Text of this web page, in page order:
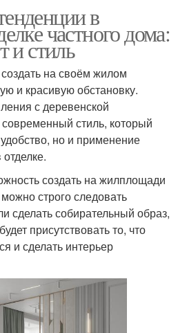
в
частного дома:
и стиль
на своём жилом
и красивую обстановку.
с деревенской
стиль, который
но и применение
создать на жилплощади
строго следовать
сделать собирательный образ,
присутствовать то, что
и сделать интерьер